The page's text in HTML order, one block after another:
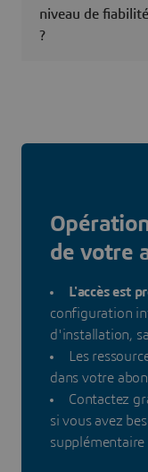
niveau de
?
de votre
L'accès est
configuration
d'installation,
Les
dans votre
Contactez
si vous avez
supplémentaire